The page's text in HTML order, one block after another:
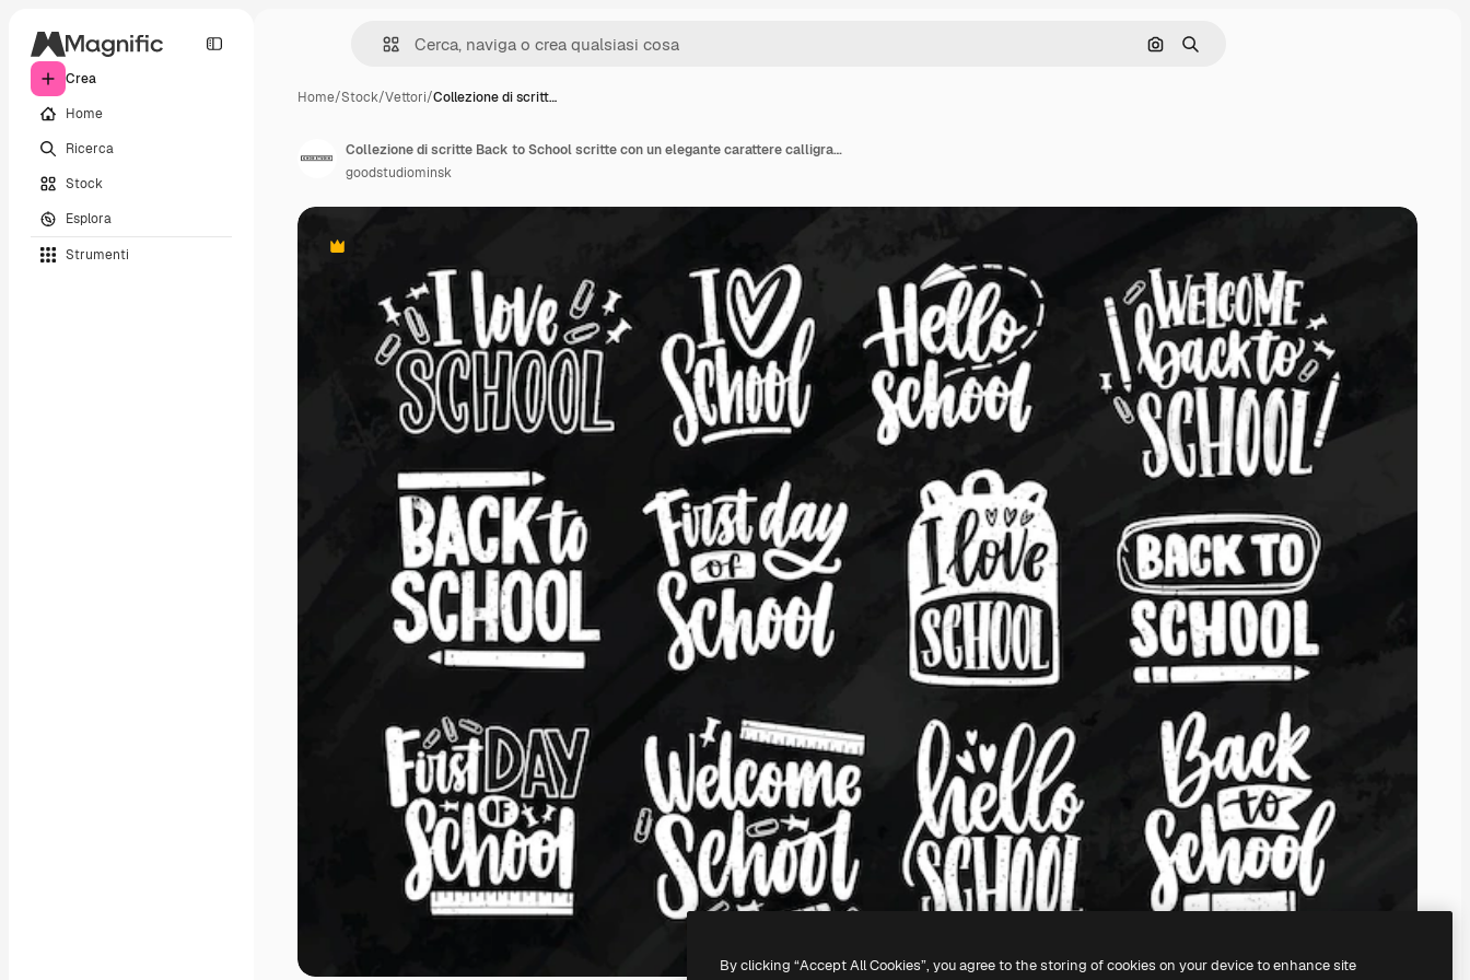
Crea
Home
Ricerca
Stock
Esplora
Strumenti
Cerca per immagine
Ricerca
Home/Stock/Vettori/Collezione di scritt…
Premium
Collezione di scritte Back to School scritte con un elegante carattere calligrafico e decorate con cancelleria. Set di slogan o frasi scritti a mano isolati su sfondo nero. Illustrazione vettoriale
goodstudiominsk
By clicking “Accept All Cookies”, you agree to the storing of cookies on your device to enhance site